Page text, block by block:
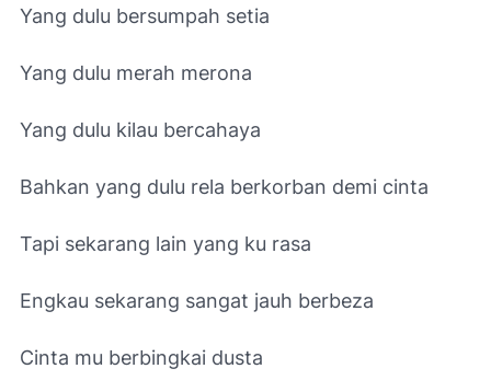
Yang dulu bersumpah setia
Yang dulu merah merona
Yang dulu kilau bercahaya
Bahkan yang dulu rela berkorban demi cinta
Tapi sekarang lain yang ku rasa
Engkau sekarang sangat jauh berbeza
Cinta mu berbingkai dusta